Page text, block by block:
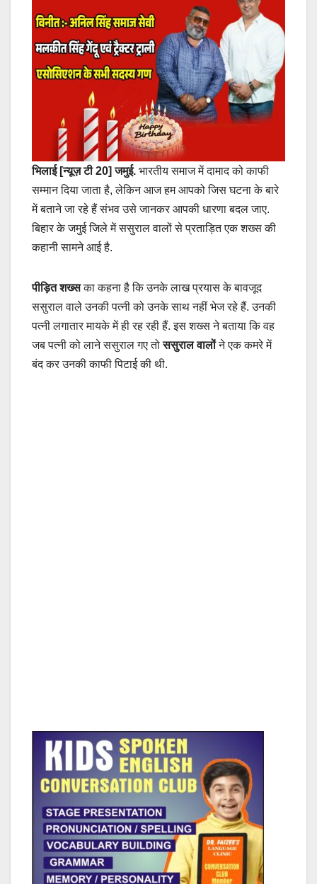
भिलाई [न्यूज़ टी 20] जमुई. भारतीय समाज में दामाद को काफी
सम्‍मान दिया जाता है, लेकिन आज हम आपको जिस घटना के बारे
में बताने जा रहे हैं संभव उसे जानकर आपकी धारणा बदल जाए.
बिहार के जमुई जिले में ससुराल वालों से प्रताड़ित एक शख्‍स की
कहानी सामने आई है.
पीड़ित शख्‍सका कहना है कि उनके लाख प्रयास के बावजूद
ससुराल वाले उनकी पत्‍नी को उनके साथ नहीं भेज रहे हैं. उनकी
पत्‍नी लगातार मायके में ही रह रही हैं. इस शख्‍स ने बताया कि वह
जब पत्‍नी को लाने ससुराल गए तोससुराल वालोंने एक कमरे में
बंद कर उनकी काफी पिटाई की थी.